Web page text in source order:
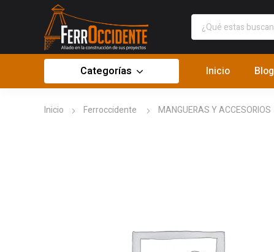
Categorías Inicio Blog
Inicio Ferroccidente MANGUERAS Y ACCESORIOS